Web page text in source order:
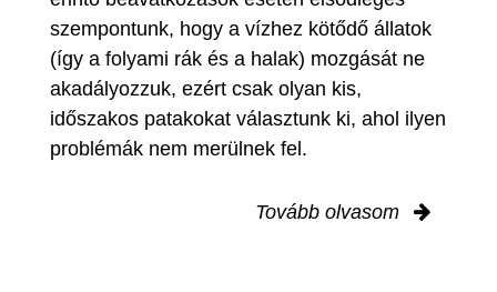
szempontunk, hogy a vízhez kötődő állatok
(így a folyami rák és a halak) mozgását ne
akadályozzuk, ezért csak olyan kis,
időszakos patakokat választunk ki, ahol ilyen
problémák nem merülnek fel.
Tovább olvasom